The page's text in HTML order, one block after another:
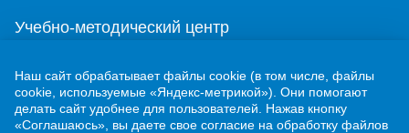
Учебно-методический центр
г. Жигулевск, ул. Никитинская, 1
8 (84862) 2-00-40
Наш сайт обрабатывает файлы cookie (в том числе, файлы
cookie, используемые «Яндекс-метрикой»). Они помогают
делать сайт удобнее для пользователей. Нажав кнопку
«Соглашаюсь», вы даете свое согласие на обработку файлов